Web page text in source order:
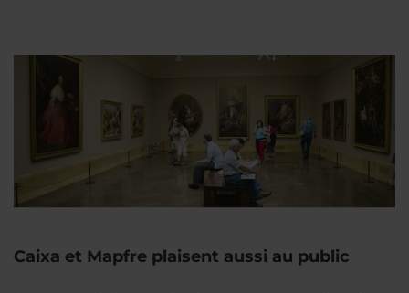
Caixa et Mapfre plaisent aussi au public